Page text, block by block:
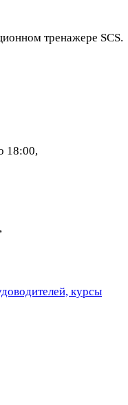
тренажере SCS.
18:00,
курсы